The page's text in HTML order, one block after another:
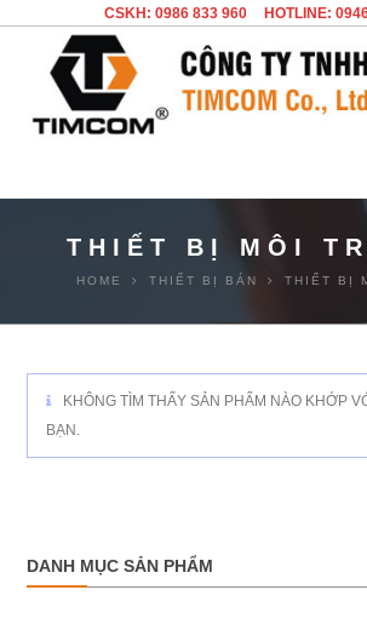
CSKH: 0986 833 960 HOTLINE:
THIẾT BỊ MÔI
HOME THIẾT BỊ BÁN THIẾT BỊ
KHÔNG TÌM THẤY SẢN PHẨM NÀO KHỚP
BẠN.
DANH MỤC SẢN PHẨM